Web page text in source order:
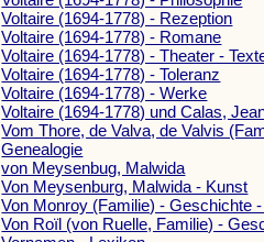
Voltaire (1694-1778) - Rezeption
Voltaire (1694-1778) - Romane
Voltaire (1694-1778) - Theater -
Voltaire (1694-1778) - Toleranz
Voltaire (1694-1778) - Werke
Voltaire (1694-1778) und Calas,
Vom Thore, de Valva, de Valvis
Genealogie
von Meysenbug, Malwida
Von Meysenburg, Malwida - Kunst
Von Monroy (Familie) - Geschichte
Von Roïl (von Ruelle, Familie) -